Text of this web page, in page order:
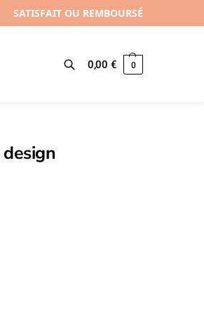
SATISFAIT OU REMBOURSÉ
0,00€ 0